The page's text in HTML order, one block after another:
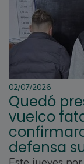
02/07/2026
Quedó
vuelco
defensa